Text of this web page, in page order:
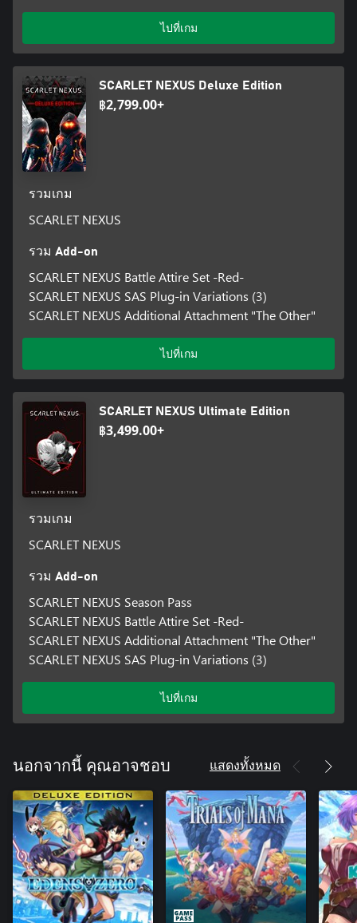
ไปที่เกม
SCARLET NEXUS Deluxe Edition
฿2,799.00+
รวมเกม
SCARLET NEXUS
รวม Add-on
SCARLET NEXUS Battle Attire Set -Red-
SCARLET NEXUS SAS Plug-in Variations (3)
SCARLET NEXUS Additional Attachment "The Other"
ไปที่เกม
SCARLET NEXUS Ultimate Edition
฿3,499.00+
รวมเกม
SCARLET NEXUS
รวม Add-on
SCARLET NEXUS Season Pass
SCARLET NEXUS Battle Attire Set -Red-
SCARLET NEXUS Additional Attachment "The Other"
SCARLET NEXUS SAS Plug-in Variations (3)
ไปที่เกม
นอกจากนี้ คุณอาจชอบ แสดงทั้งหมด